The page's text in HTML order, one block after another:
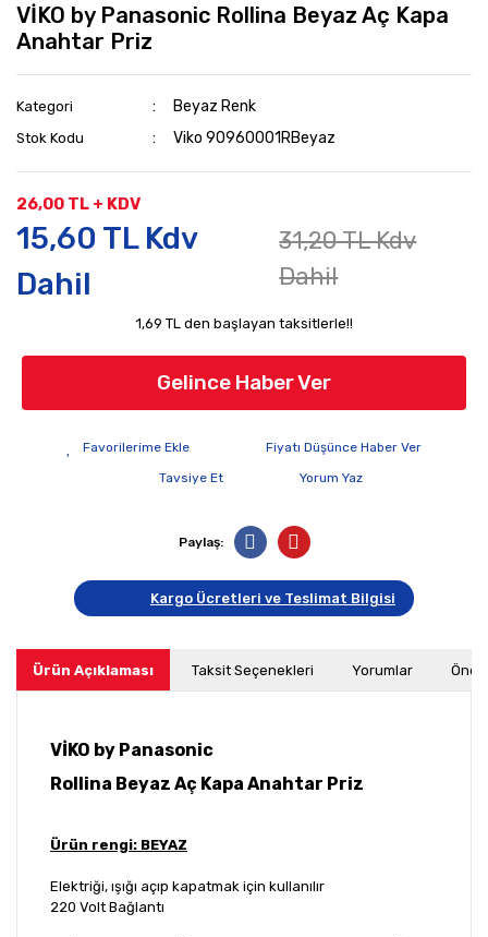
VİKO by Panasonic Rollina Beyaz Aç Kapa
Anahtar Priz
Kategori Beyaz Renk
Stok Kodu Viko 90960001RBeyaz
26,00 TL + KDV
15,60 TL Kdv
Dahil
31,20 TL Kdv
Dahil
1,69 TL den başlayan taksitlerle!!
Gelince Haber Ver
Fiyatı Düşünce Haber Ver
Tavsiye Et
Yorum Yaz
Paylaş:
Kargo Ücretleri ve Teslimat Bilgisi
Ürün Açıklaması Taksit Seçenekleri Yorumlar
VİKO by Panasonic
Rollina Beyaz Aç Kapa Anahtar Priz
Ürün rengi: BEYAZ
Elektriği, ışığı açıp kapatmak için kullanılır
220 Volt Bağlantı